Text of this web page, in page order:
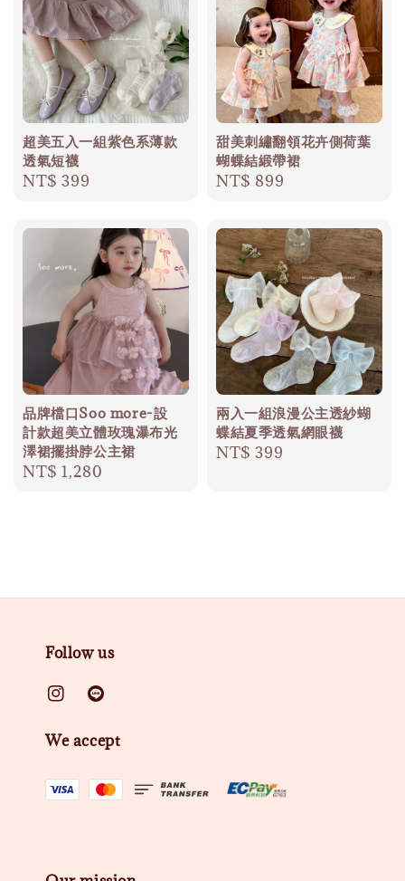
超美五入一組紫色系薄款
透氣短襪
Regular
NT$ 399
甜美刺繡翻領花卉側荷葉
蝴蝶結緞帶裙
Regular
NT$ 899
品牌檔口Soo more-設
計款超美立體玫瑰瀑布光
澤裙擺掛脖公主裙
Regular
NT$ 1,280
兩入一組浪漫公主透紗蝴
蝶結夏季透氣網眼襪
Regular
NT$ 399
Follow us
We accept